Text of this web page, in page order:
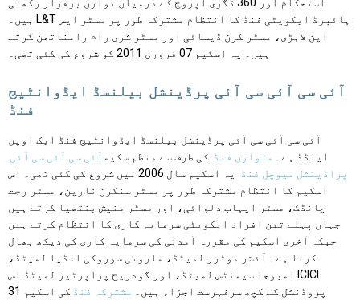
ہیں۔ L&T ہائبرڈ ایکویٹی فنڈ کا انتظام مشترکہ طور پر مسٹر ایس
این لاہڑی، مسٹر کرن ڈیسائی اور مسٹر شری رام رامناتھن کرتے
ہیں۔ یہ اسکیم 07 فروری 2011 کو شروع کی گئی تھی۔
آئی سی آئی سی آئی پرڈینشل بیلنسڈ ایڈوانٹیج
فنڈ
آئی سی آئی سی آئی پرڈینشل بیلنسڈ ایڈوانٹیج فنڈ ایک اوپن
اینڈڈ ہے۔
متوازن فنڈ کی طرف سے منظم سکیم آئی سی آئی سی آئی
پراڈینشل میوچل فنڈ
. یہ اسکیم سال 2006 میں شروع کی گئی تھی۔ اس
اسکیم کا انتظام مشترکہ طور پر مسٹر سنکرن نارین، مسٹر رجت
چانڈک، مسٹر ایہاب دلوائی، اور مسٹر منیش بنتھیا کرتے ہیں
جہاں پہلے تین افراد ایکویٹی سرمایہ کاری کا انتظام کرتے ہیں
جبکہ آخری اسکیم کی مقررہ آمدنی کی سرمایہ کاری کی دیکھ بھال
کرتا ہے۔ آئشر موٹرز لمیٹڈ، ماروتی سوزوکی انڈیا لمیٹڈ،
امبوجا سیمنٹس لمیٹڈ، اور گودریج پراپرٹیز لمیٹڈ اس ICICI
پروڈنشل کے کچھ سرفہرست اجزاء ہیں۔
مشترکہ فنڈ
کی اسکیم 31